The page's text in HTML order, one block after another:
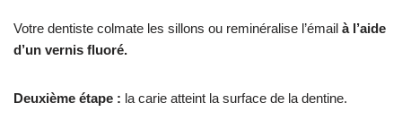
Votre dentiste colmate les sillons ou reminéralise l’émail à l’aide
d’un vernis fluoré.
Deuxième étape : la carie atteint la surface de la dentine.